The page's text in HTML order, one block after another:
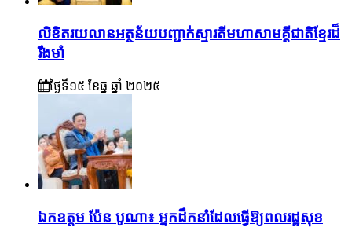
លិខិតរយលានអត្ថន័យបញ្ជាក់ស្មារតីមហាសាមគ្គីជាតិខ្មែរដ៏
រឹងមាំ
ថ្ងៃទី១៥ ខែ​ធ្នូ ឆ្នាំ ២០២៥
ឯកឧត្តម ប៉ែន បូណា៖ អ្នកដឹកនាំដែលធ្វើឱ្យពលរដ្ឋសុខ